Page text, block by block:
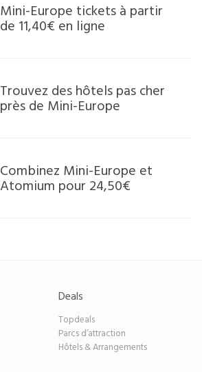
Mini-Europe tickets à partir
de 11,40€ en ligne
Trouvez des hôtels pas cher
près de Mini-Europe
Combinez Mini-Europe et
Atomium pour 24,50€
Deals
Topdeals
Parcs d’attraction
Hôtels & Arrangements